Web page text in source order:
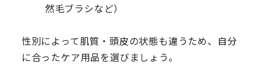
然毛ブラシなど）
性別によって肌質・頭皮の状態も違うため、自分
に合ったケア用品を選びましょう。